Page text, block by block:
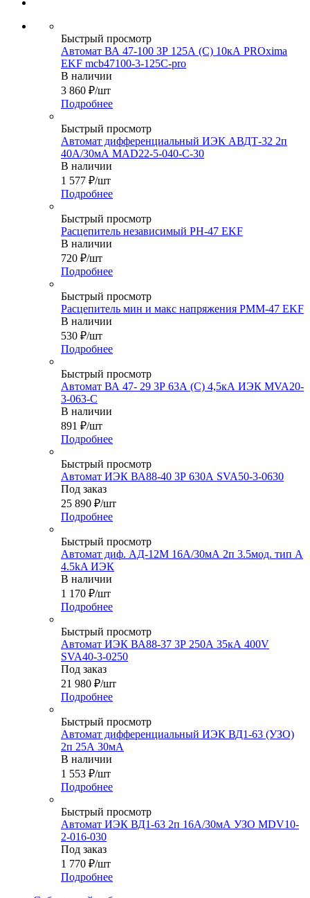
Быстрый просмотр
Автомат ВА 47-100 3Р 125А (C) 10кА PROxima
EKF mcb47100-3-125C-pro
В наличии
3 860 ₽/шт
Подробнее
Быстрый просмотр
Автомат дифференциальный ИЭК АВДТ-32 2п
40А/30мА MAD22-5-040-C-30
В наличии
1 577 ₽/шт
Подробнее
Быстрый просмотр
Расцепитель независимый РH-47 EKF
В наличии
720 ₽/шт
Подробнее
Быстрый просмотр
Расцепитель мин и макс напряжения РММ-47 EKF
В наличии
530 ₽/шт
Подробнее
Быстрый просмотр
Автомат ВА 47- 29 3Р 63А (С) 4,5кА ИЭК MVA20-
3-063-C
В наличии
891 ₽/шт
Подробнее
Быстрый просмотр
Автомат ИЭК ВА88-40 3Р 630А SVA50-3-0630
Под заказ
25 890 ₽/шт
Подробнее
Быстрый просмотр
Автомат диф. АД-12М 16А/30мА 2п 3.5мод. тип A
4.5kA ИЭК
В наличии
1 170 ₽/шт
Подробнее
Быстрый просмотр
Автомат ИЭК ВА88-37 3Р 250А 35кА 400V
SVA40-3-0250
Под заказ
21 980 ₽/шт
Подробнее
Быстрый просмотр
Автомат дифференциальный ИЭК ВД1-63 (УЗО)
2п 25А 30мА
В наличии
1 553 ₽/шт
Подробнее
Быстрый просмотр
Автомат ИЭК ВД1-63 2п 16А/30мА УЗО MDV10-
2-016-030
Под заказ
1 770 ₽/шт
Подробнее